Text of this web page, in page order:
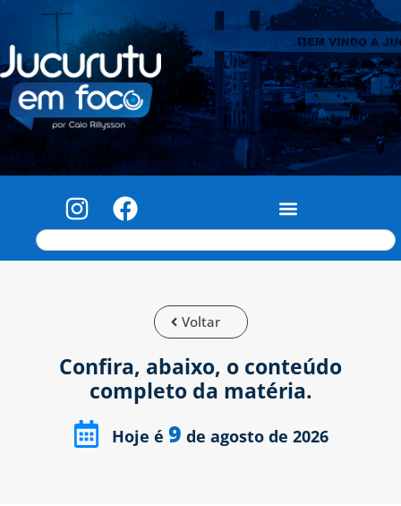
Voltar
Confira, abaixo, o conteúdo
completo da matéria.
Hoje é 9 de agosto de 2026